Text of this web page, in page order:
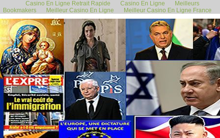
Casino En Ligne Retrait Rapide Casino En Ligne
Meilleurs
Bookmakers
Meilleur Casino En Ligne Meilleur Casino En Ligne France